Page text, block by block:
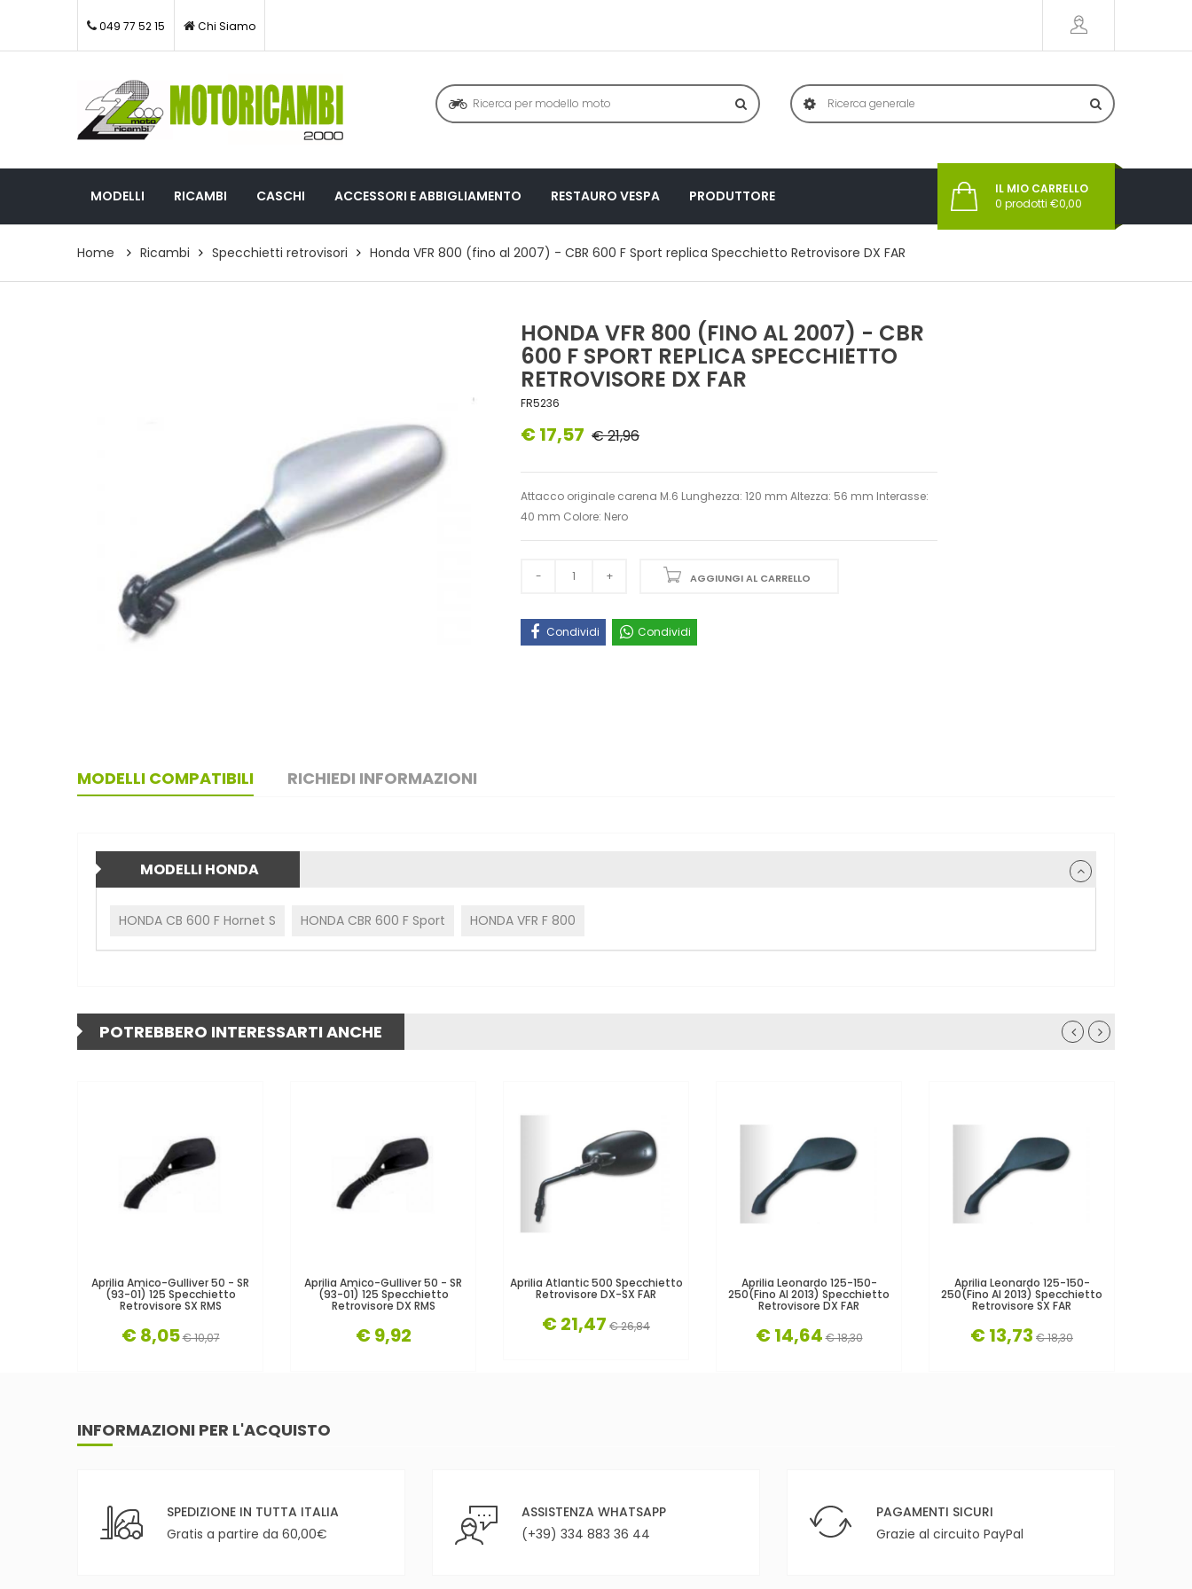
049 77 52 15 Chi Siamo
MODELLI RICAMBI CASCHI ACCESSORI E ABBIGLIAMENTO RESTAURO VESPA PRODUTTORE
IL MIO CARRELLO
0 prodotti €0,00
Home Ricambi Specchietti retrovisori Honda VFR 800 (fino al 2007) - CBR 600 F Sport replica Specchietto Retrovisore DX FAR
HONDA VFR 800 (FINO AL 2007) - CBR
600 F SPORT REPLICA SPECCHIETTO
RETROVISORE DX FAR
FR5236
€ 17,57 € 21,96
Attacco originale carena M.6 Lunghezza: 120 mm Altezza: 56 mm Interasse:
40 mm Colore: Nero
AGGIUNGI AL CARRELLO
Condividi Condividi
MODELLI COMPATIBILI RICHIEDI INFORMAZIONI
MODELLI HONDA
HONDA CB 600 F Hornet S HONDA CBR 600 F Sport HONDA VFR F 800
POTREBBERO INTERESSARTI ANCHE
Aprilia Amico-Gulliver 50 - SR
(93-01) 125 Specchietto
Retrovisore SX RMS
€ 8,05€ 10,07
Aprilia Amico-Gulliver 50 - SR
(93-01) 125 Specchietto
Retrovisore DX RMS
€ 9,92
Aprilia Atlantic 500 Specchietto
Retrovisore DX-SX FAR
€ 21,47 € 26,84
Aprilia Leonardo 125-150-
250(fino Al 2013) Specchietto
Retrovisore DX FAR
€ 14,64 € 18,30
Aprilia Leonardo 125-150-
250(fino Al 2013) Specchietto
Retrovisore SX FAR
€ 13,73 € 18,30
INFORMAZIONI PER L'ACQUISTO
SPEDIZIONE IN TUTTA ITALIA
Gratis a partire da 60,00€
ASSISTENZA WHATSAPP
(+39) 334 883 36 44
PAGAMENTI SICURI
Grazie al circuito PayPal